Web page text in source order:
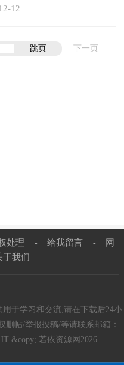
习、购物等，快速提升上网效
12
跳页 下一页
处理 - 给我留言 -
网
于我们
于学习和交流,请在下载后24小
删帖/举报投稿/等请联系邮箱：
&copy; 若依资源网2026